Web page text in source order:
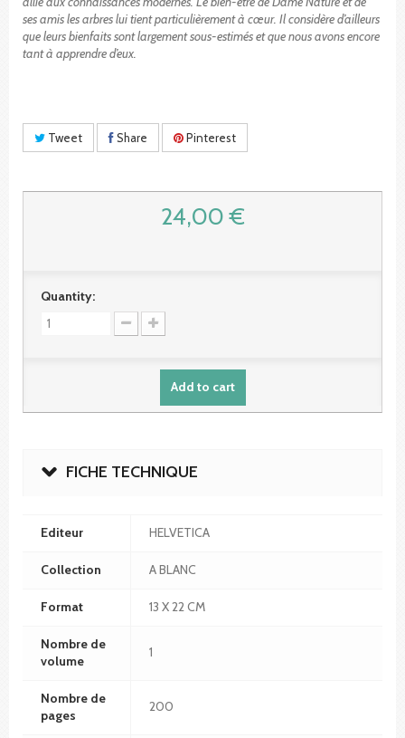
ses amis les arbres lui tient particulièrement à cœur. Il considère d’ailleurs
que leurs bienfaits sont largement sous-estimés et que nous avons encore
tant à apprendre d’eux.
Tweet Share Pinterest
24,00 €
Quantity:
Add to cart
FICHE TECHNIQUE
Editeur HELVETICA
Collection A BLANC
Format 13 X 22 CM
Nombre de
volume
1
Nombre de
pages
200